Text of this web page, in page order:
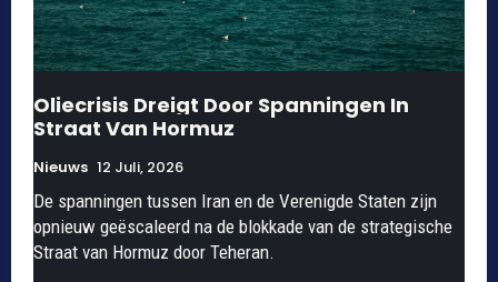
Oliecrisis Dreigt Door Spanningen In
Straat Van Hormuz
Nieuws 12 Juli, 2026
De spanningen tussen Iran en de Verenigde Staten zijn
opnieuw geëscaleerd na de blokkade van de strategische
Straat van Hormuz door Teheran.